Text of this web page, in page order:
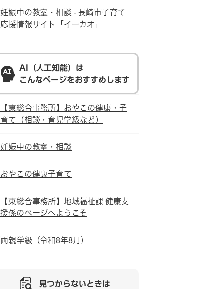
妊娠中の教室・相談 - 長崎市子育て
応援情報サイト「イーカオ」
AI（人工知能）は
こんなページをおすすめします
【東総合事務所】おやこの健康・子
育て（相談・育児学級など）
妊娠中の教室・相談
おやこの健康子育て
【東総合事務所】地域福祉課 健康支
援係のページへようこそ
両親学級（令和8年8月）
見つからないときは